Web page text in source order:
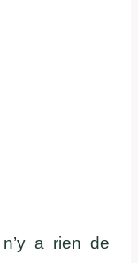
a rien de